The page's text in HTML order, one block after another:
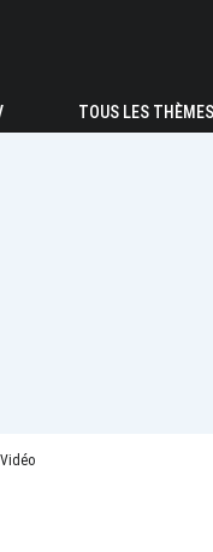
TOUS LES THÈMES